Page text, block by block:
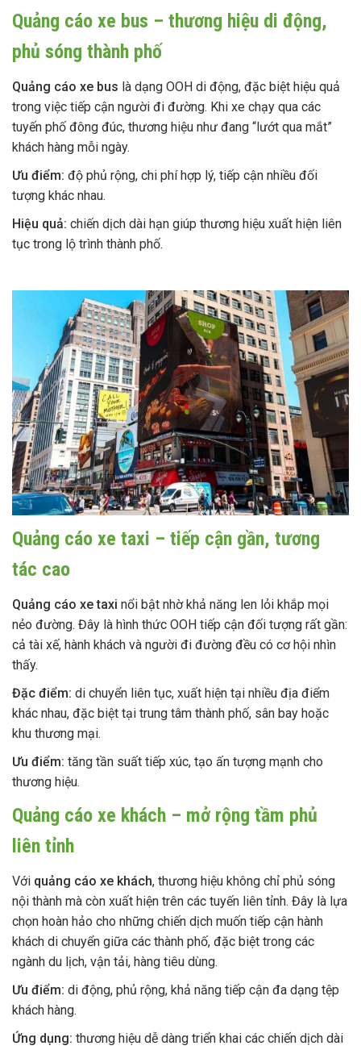
Quảng cáo xe bus – thương hiệu di động,
phủ sóng thành phố
Quảng cáo xe bus là dạng OOH di động, đặc biệt hiệu quả
trong việc tiếp cận người đi đường. Khi xe chạy qua các
tuyến phố đông đúc, thương hiệu như đang “lướt qua mắt”
khách hàng mỗi ngày.
Ưu điểm: độ phủ rộng, chi phí hợp lý, tiếp cận nhiều đối
tượng khác nhau.
Hiệu quả: chiến dịch dài hạn giúp thương hiệu xuất hiện liên
tục trong lộ trình thành phố.
Quảng cáo xe taxi – tiếp cận gần, tương
tác cao
Quảng cáo xe taxi nổi bật nhờ khả năng len lỏi khắp mọi
nẻo đường. Đây là hình thức OOH tiếp cận đối tượng rất gần:
cả tài xế, hành khách và người đi đường đều có cơ hội nhìn
thấy.
Đặc điểm: di chuyển liên tục, xuất hiện tại nhiều địa điểm
khác nhau, đặc biệt tại trung tâm thành phố, sân bay hoặc
khu thương mại.
Ưu điểm: tăng tần suất tiếp xúc, tạo ấn tượng mạnh cho
thương hiệu.
Quảng cáo xe khách – mở rộng tầm phủ
liên tỉnh
Với quảng cáo xe khách, thương hiệu không chỉ phủ sóng
nội thành mà còn xuất hiện trên các tuyến liên tỉnh. Đây là lựa
chọn hoàn hảo cho những chiến dịch muốn tiếp cận hành
khách di chuyển giữa các thành phố, đặc biệt trong các
ngành du lịch, vận tải, hàng tiêu dùng.
Ưu điểm: di động, phủ rộng, khả năng tiếp cận đa dạng tệp
khách hàng.
Ứng dụng: thương hiệu dễ dàng triển khai các chiến dịch dài